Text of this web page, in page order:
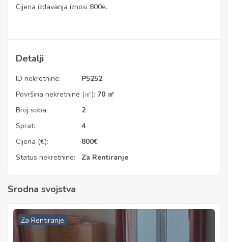
Cijena izdavanja iznosi 800e.
Detalji
ID nekretnine:
P5252
Površina nekretnine (㎡): 70 ㎡
Broj soba:
2
Sprat:
4
Cijena (€):
800€
Status nekretnine:
Za Rentiranje
Srodna svojstva
Za Rentiranje